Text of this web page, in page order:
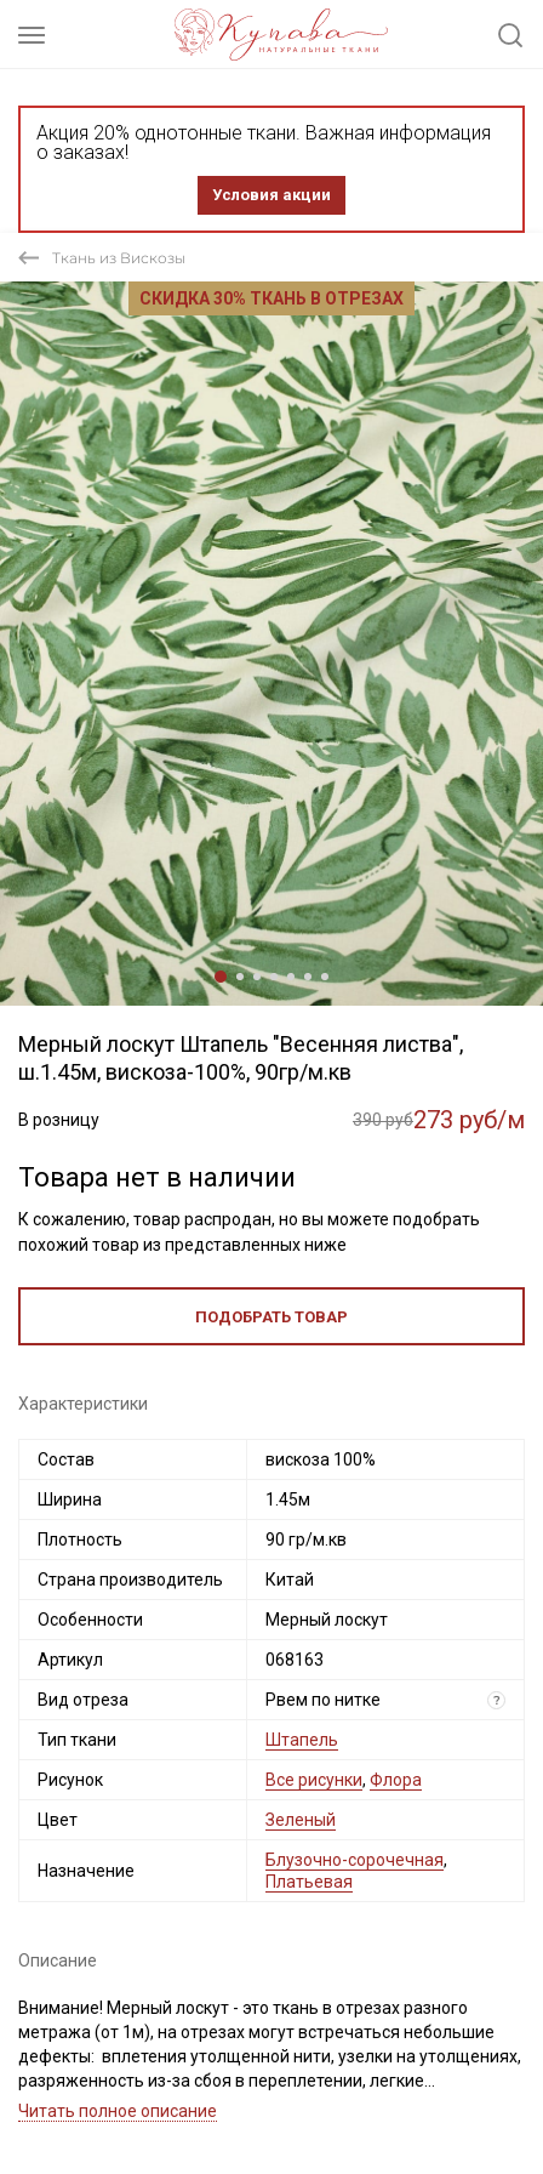
Акция 20% однотонные ткани. Важная информация
о заказах!
Условия акции
Ткань из Вискозы
СКИДКА 30% ТКАНЬ В ОТРЕЗАХ
Мерный лоскут Штапель "Весенняя листва",
ш.1.45м, вискоза-100%, 90гр/м.кв
В розницу 390 руб273 руб/м
Товара нет в наличии
К сожалению, товар распродан, но вы можете подобрать
похожий товар из представленных ниже
ПОДОБРАТЬ ТОВАР
Характеристики
Состав вискоза 100%
Ширина 1.45м
Плотность 90 гр/м.кв
Страна производитель Китай
Особенности Мерный лоскут
Артикул 068163
Вид отреза Рвем по нитке ?
Тип ткани Штапель
Рисунок Все рисунки, Флора
Цвет Зеленый
Назначение
Блузочно-сорочечная,
Платьевая
Описание
Внимание! Мерный лоскут - это ткань в отрезах разного
метража (от 1м), на отрезах могут встречаться небольшие
дефекты: вплетения утолщенной нити, узелки на утолщениях,
разряженность из-за сбоя в переплетении, легкие
загрязнения вдоль кромки и на расстоянии до 5см от кромки,
Читать полное описание